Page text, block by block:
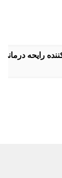
رایحه